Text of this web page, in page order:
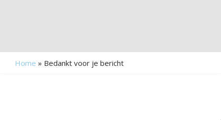
Home » Bedankt voor je bericht